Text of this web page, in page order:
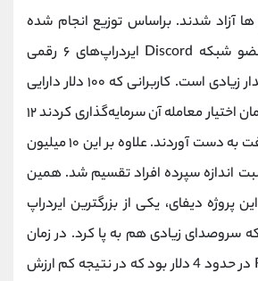
ها آزاد شدند. براساس توزیع انجام شده
توکن بیش از ۱۰۰ عضو شبکه Discord ایردراپ‌های ۶ رقمی
دریافت کردند که مقدار زیادی است. کاربرانی که ۱۰۰ دلار دارایی
در قسمت آپشن یا همان اختیار معامله آن سرمایه‌گذاری کردند ۱۲
هزار توکن RBN دریافت به دست آوردند. علاوه بر این ۱۰ میلیون
اندازه سپرده افراد تقسیم شد. همین
پروژه دیفای، یکی از بزرگترین ایردراپ
باشد که سروصدای زیادی هم به پا کرد. در زمان
راه‌ اندازی قیمت RBN در حدود 4 دلار بود که در نتیجه کم‌ ارزش‌